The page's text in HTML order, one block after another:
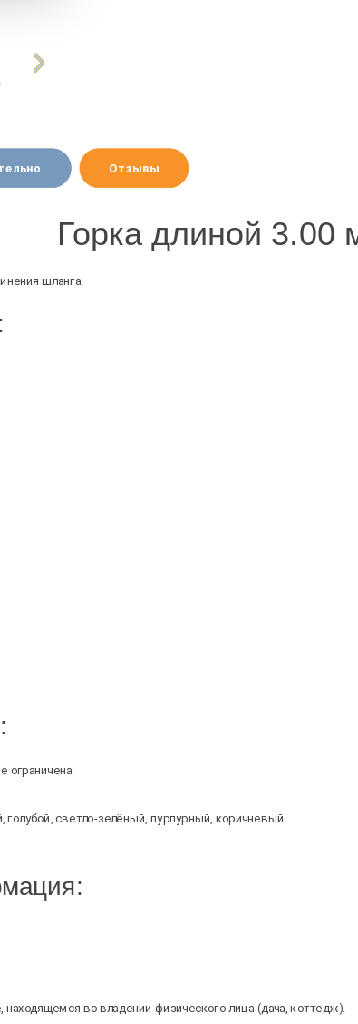
Отзывы
Горка длиной 3.00
шланга.
ограничена
светло-зелёный, пурпурный, коричневый
находящемся во владении физического лица (дача, коттедж).